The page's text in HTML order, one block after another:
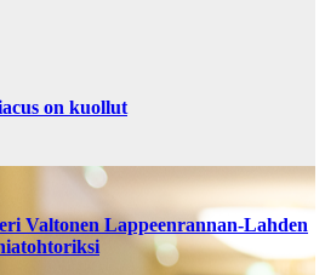
on kuollut
Valtonen Lappeenrannan-Lahden